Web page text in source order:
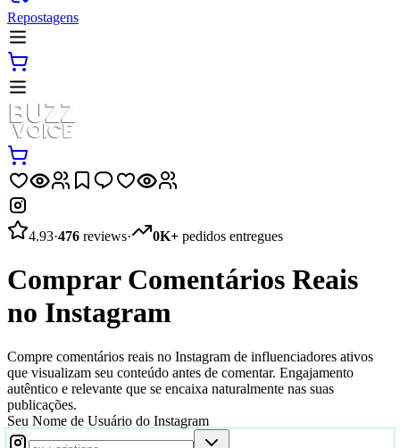
Repostagens
4.93·476 reviews· 0K+ pedidos entregues
Comprar Comentários Reais
no Instagram
Compre comentários reais no Instagram de influenciadores ativos
que visualizam seu conteúdo antes de comentar. Engajamento
autêntico e relevante que se encaixa naturalmente nas suas
publicações.
Seu Nome de Usuário do Instagram